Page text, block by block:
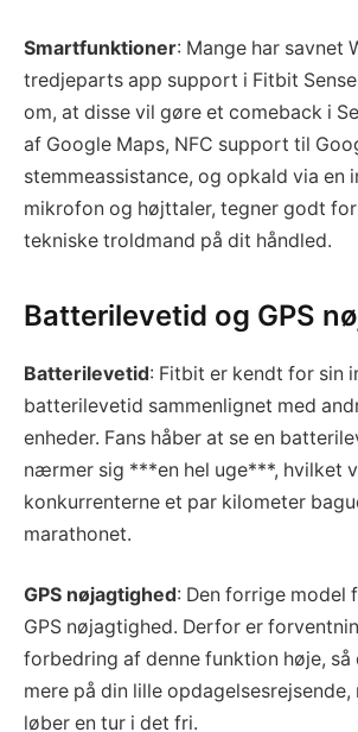
Smartfunktioner: Mange har savnet
tredjeparts app support i Fitbit Sense
om, at disse vil gøre et comeback i
af Google Maps, NFC support til
stemmeassistance, og opkald via en
mikrofon og højttaler, tegner godt
tekniske troldmand på dit håndled.
Batterilevetid og GPS
Batterilevetid: Fitbit er kendt for sin
batterilevetid sammenlignet med
enheder. Fans håber at se en
nærmer sig ***en hel uge***, hvilket
konkurrenterne et par kilometer
marathonet.
GPS nøjagtighed: Den forrige model
GPS nøjagtighed. Derfor er
forbedring af denne funktion høje, så
mere på din lille opdagelsesrejsende,
løber en tur i det fri.